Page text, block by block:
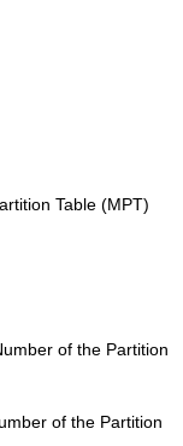
Table (MPT)
of the Partition
of the Partition